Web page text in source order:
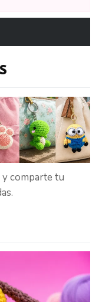
comparte tu